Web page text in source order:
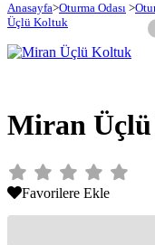
Anasayfa>Oturma Odası >
Üçlü Koltuk
Miran
Favorilere Ekle